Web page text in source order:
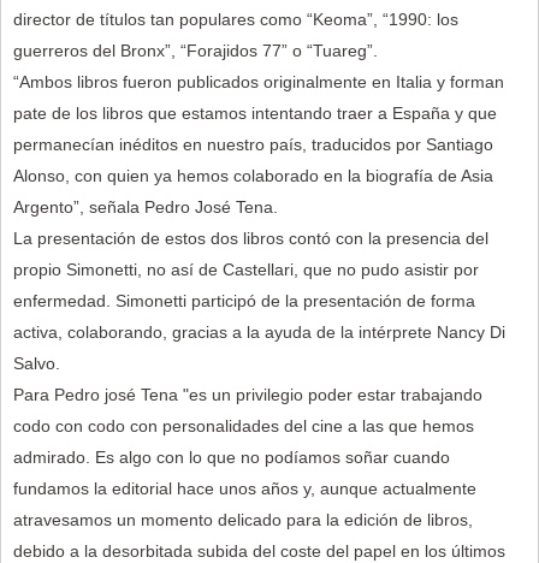
director de títulos tan populares como “Keoma”, “1990: los
guerreros del Bronx”, “Forajidos 77” o “Tuareg”.
“Ambos libros fueron publicados originalmente en Italia y forman
pate de los libros que estamos intentando traer a España y que
permanecían inéditos en nuestro país, traducidos por Santiago
Alonso, con quien ya hemos colaborado en la biografía de Asia
Argento”, señala Pedro José Tena.
La presentación de estos dos libros contó con la presencia del
propio Simonetti, no así de Castellari, que no pudo asistir por
enfermedad. Simonetti participó de la presentación de forma
activa, colaborando, gracias a la ayuda de la intérprete Nancy Di
Salvo.
Para Pedro josé Tena "es un privilegio poder estar trabajando
codo con codo con personalidades del cine a las que hemos
admirado. Es algo con lo que no podíamos soñar cuando
fundamos la editorial hace unos años y, aunque actualmente
atravesamos un momento delicado para la edición de libros,
debido a la desorbitada subida del coste del papel en los últimos